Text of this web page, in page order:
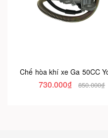
Chế hòa khí xe Ga 50CC
730.000₫ 850.000₫